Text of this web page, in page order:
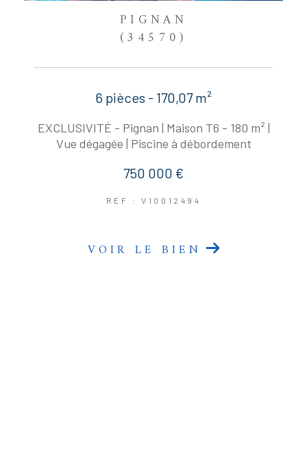
PIGNAN
(34570)
6 pièces - 170,07 m²
EXCLUSIVITÉ - Pignan | Maison T6 - 180 m² |
Vue dégagée | Piscine à débordement
750 000 €
REF : V10012494
VOIR LE BIEN